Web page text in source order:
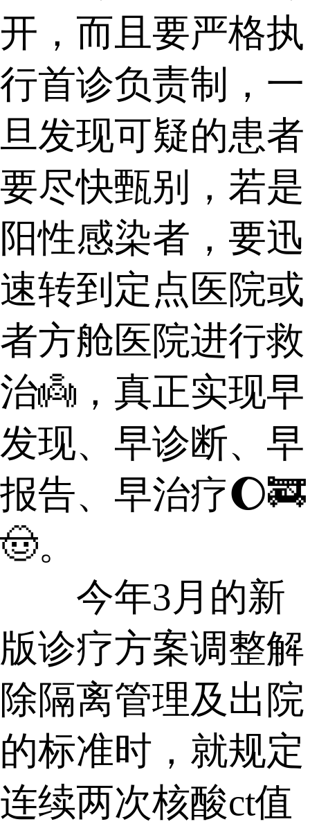
开，而且要严格执
行首诊负责制，一
旦发现可疑的患者
要尽快甄别，若是
阳性感染者，要迅
速转到定点医院或
者方舱医院进行救
治👼，真正实现早
发现、早诊断、早
报告、早治疗🌔🚒
🤠。
今年3月的新
版诊疗方案调整解
除隔离管理及出院
的标准时，就规定
连续两次核酸ct值